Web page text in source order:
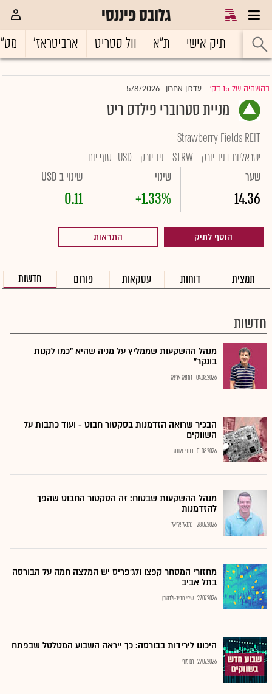
גלובס פיננסי
ראשי תיק אישי ת"א וול סטריט ארביטראז'
בהשהיה של 15 דק' |עדכון אחרון 5/8/2026
מניית סטרוברי פילדס ריט
Strawberry Fields REIT
ישראליות בניו-יורק STRW ניו-יורק USD סוף יום
שער
14.36
שינוי
+1.33%
שינוי ב USD
0.11
הוסף לתיק התראות
תמצית דוחות עסקאות פורום חדשות
חדשות
מנהל ההשקעות שממליץ על מניה שהיא "כמו לקנות
בונקר"
04.08.2026 נתנאל אריאל
הבכיר שרואה הזדמנות בסקטור חבוט - ועוד כתבות על
השווקים
01.08.2026 כתבי גלובס
מנהל ההשקעות שבטוח: זה הסקטור החבוט שהפך
להזדמנות
28.07.2026 נתנאל אריאל
מחזורי המסחר קפצו ולג'פריס יש המלצה חמה על הבורסה
בתל אביב
27.07.2026 שירי חביב-ולדהורן
היכונו לירידות בבורסה: כך ייראה השבוע המטלטל שבפתח
27.07.2026 רם מורי